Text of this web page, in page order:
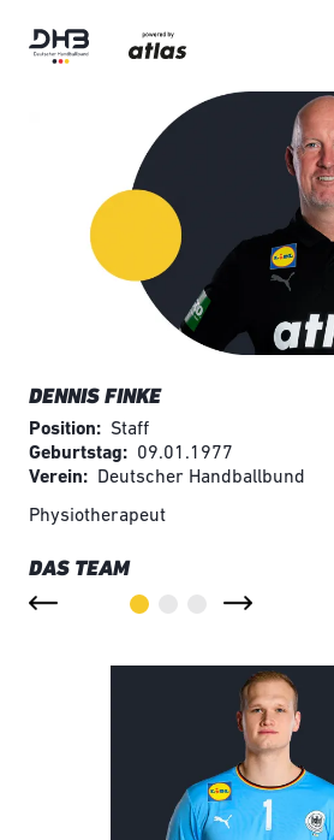
DENNIS FINKE
Position
Staff
Geburtstag
09.01.1977
Verein
Deutscher Handballbund
Physiotherapeut
DAS TEAM